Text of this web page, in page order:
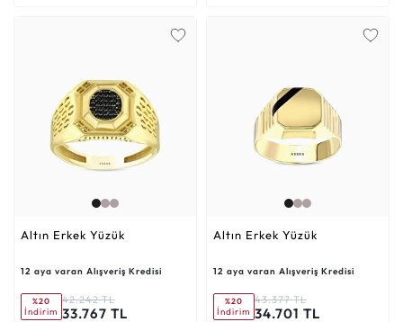
Altın Erkek Yüzük
12 aya varan Alışveriş Kredisi
%20
İndirim
42.242 TL
33.767 TL
Altın Erkek Yüzük
12 aya varan Alışveriş Kredisi
%20
İndirim
43.377 TL
34.701 TL